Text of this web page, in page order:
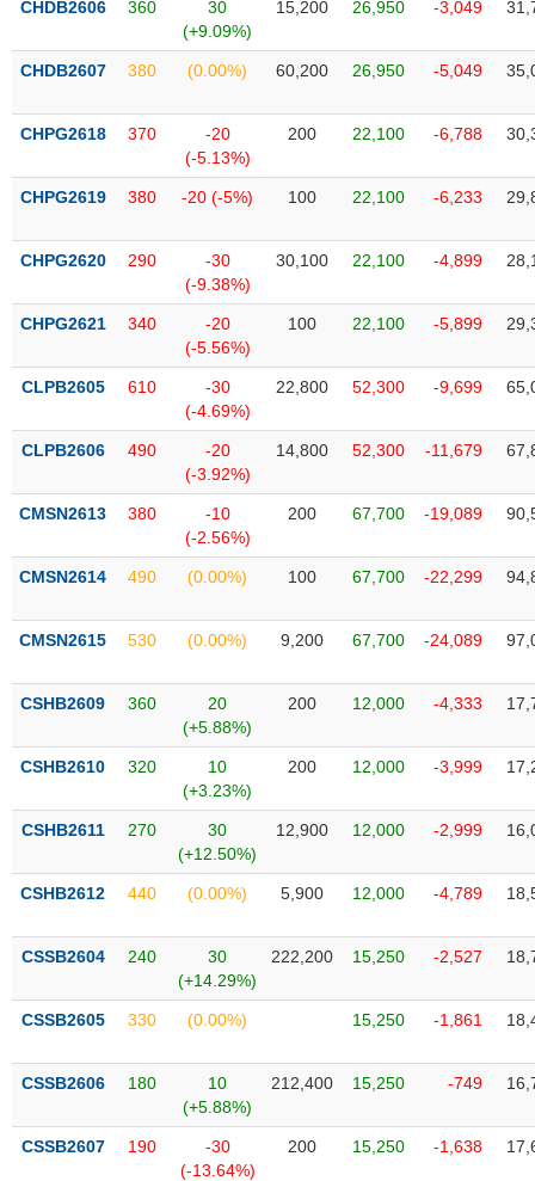
Tâm
thị
trường
CHDB2606 360
30
(+9.09%)
15,200 26,950 -3,049
CHDB2607 380 (0.00%) 60,200 26,950 -5,049
CHPG2618 370
-20
(-5.13%)
200 22,100 -6,788
CHPG2619 380 -20 (-5%) 100 22,100 -6,233
CHPG2620 290
-30
(-9.38%)
30,100 22,100 -4,899
CHPG2621 340
-20
(-5.56%)
100 22,100 -5,899
CLPB2605 610
-30
(-4.69%)
22,800 52,300 -9,699
CLPB2606 490
-20
(-3.92%)
14,800 52,300 -11,679
CMSN2613 380
-10
(-2.56%)
200 67,700 -19,089
CMSN2614 490 (0.00%) 100 67,700 -22,299
CMSN2615 530 (0.00%) 9,200 67,700 -24,089
CSHB2609 360
20
(+5.88%)
200 12,000 -4,333
CSHB2610 320
10
(+3.23%)
200 12,000 -3,999
CSHB2611 270
30
(+12.50%)
12,900 12,000 -2,999
CSHB2612 440 (0.00%) 5,900 12,000 -4,789
CSSB2604 240
30
(+14.29%)
222,200 15,250 -2,527
CSSB2605 330 (0.00%) 15,250 -1,861
CSSB2606 180
10
(+5.88%)
212,400 15,250 -749
CSSB2607 190
-30
(-13.64%)
200 15,250 -1,638
DÙNG
THIẾT
YẾU
TIÊU
THIẾT
YẾU
CHĂM
SỨC
TÀI
TIN
VỤ
THÔNG